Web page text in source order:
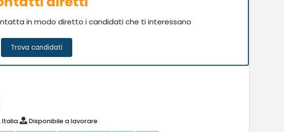
in modo diretto i candidati che ti interessano
Trova candidati
Italia Disponibile a lavorare